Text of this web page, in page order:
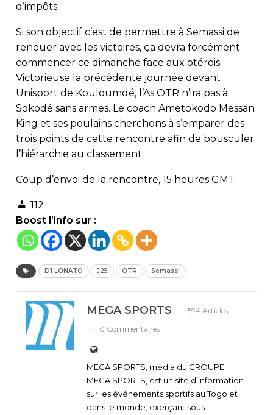
d’impôts.
Si son objectif c’est de permettre à Semassi de
renouer avec les victoires, ça devra forcément
commencer ce dimanche face aux otérois.
Victorieuse la précédente journée devant
Unisport de Kouloumdé, l’As OTR n’ira pas à
Sokodé sans armes. Le coach Ametokodo Messan
King et ses poulains cherchons à s’emparer des
trois points de cette rencontre afin de bousculer
l’hiérarchie au classement.
Coup d’envoi de la rencontre, 15 heures GMT.
112
Boost l’info sur :
D1 LONATO J25 OTR Semassi
MEGA SPORTS
594 Articles
0 Commentaires
MEGA SPORTS, média du GROUPE
MEGA SPORTS, est un site d’information
sur les événements sportifs au Togo et
dans le monde, exerçant sous